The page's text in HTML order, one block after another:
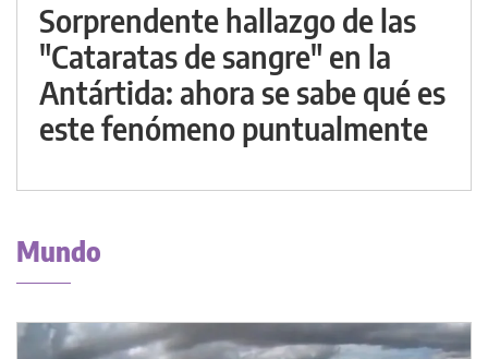
Sorprendente hallazgo de las
"Cataratas de sangre" en la
Antártida: ahora se sabe qué es
este fenómeno puntualmente
Mundo